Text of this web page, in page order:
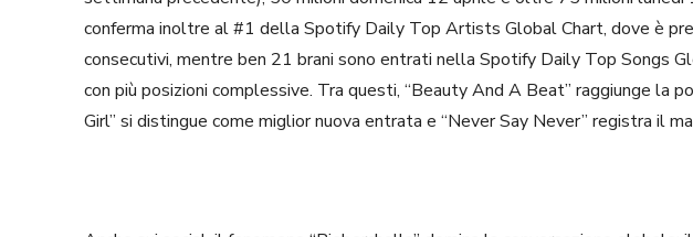
conferma inoltre al #1 della Spotify Daily Top Artists Global Chart, dove è
consecutivi, mentre ben 21 brani sono entrati nella Spotify Daily Top Songs
con più posizioni complessive. Tra questi, “Beauty And A Beat” raggiunge la
Girl” si distingue come miglior nuova entrata e “Never Say Never” registra il